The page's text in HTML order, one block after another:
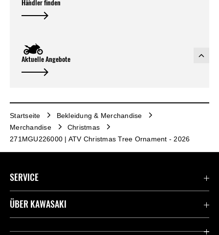
Händler finden
Aktuelle Angebote
Startseite
Bekleidung & Merchandise
Merchandise
Christmas
271MGU226000 | ATV Christmas Tree Ornament - 2026
SERVICE
Kontaktiere uns
ÜBER KAWASAKI
Kawasaki Deutschland